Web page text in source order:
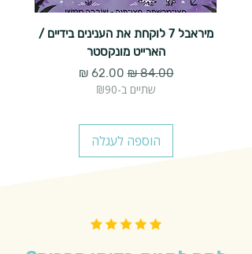
מיראבל 7 לוקחת את הענינים בידיים /
הארייט מונקסטר
מחיר רגיל‏84.00 ‏₪ מחיר מבצע
שתיים ב-₪90
הוספה לעגלה